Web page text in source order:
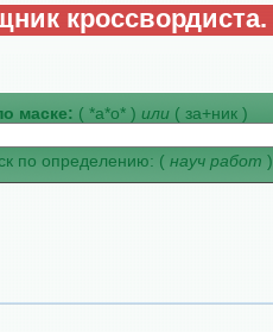
кроссвордиста.
маске: ( *а*о* ) или ( за+ник )
по определению: ( науч работ )